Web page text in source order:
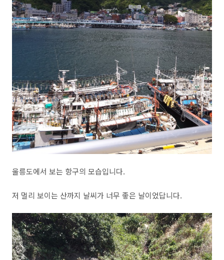
울릉도에서 보는 항구의 모습입니다.
저 멀리 보이는 산까지 날씨가 너무 좋은 날이었답니다.